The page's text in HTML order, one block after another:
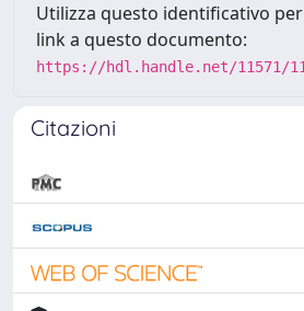
Utilizza questo identificativo
link a questo documento:
https://hdl.handle.net/11571/
Citazioni